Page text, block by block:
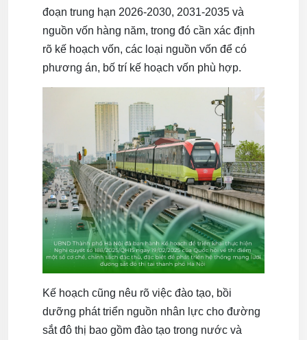
đoạn trung hạn 2026-2030, 2031-2035 và
nguồn vốn hàng năm, trong đó cần xác định
rõ kế hoạch vốn, các loại nguồn vốn để có
phương án, bố trí kế hoạch vốn phù hợp.
Kế hoạch cũng nêu rõ việc đào tạo, bồi
dưỡng phát triển nguồn nhân lực cho đường
sắt đô thị bao gồm đào tạo trong nước và